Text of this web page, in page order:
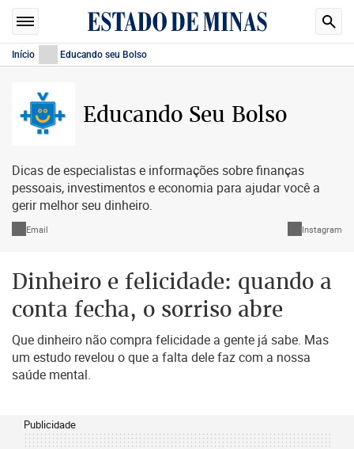
Início Educando seu Bolso
Educando Seu Bolso
Dicas de especialistas e informações sobre finanças
pessoais, investimentos e economia para ajudar você a
gerir melhor seu dinheiro.
Email Instagram
Dinheiro e felicidade: quando a
conta fecha, o sorriso abre
Que dinheiro não compra felicidade a gente já sabe. Mas
um estudo revelou o que a falta dele faz com a nossa
saúde mental.
Publicidade